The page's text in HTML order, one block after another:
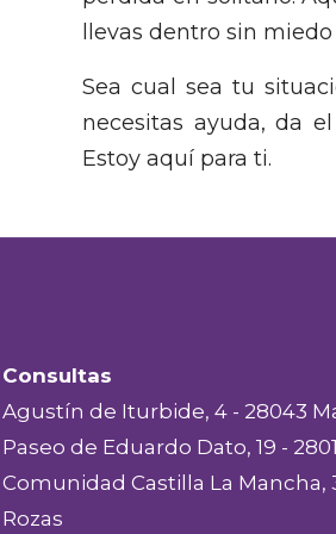
llevas dentro sin
Sea cual sea tu
necesitas ayuda, da
Estoy aquí para ti.
Consultas
Agustín de Iturbide, 4 - 28043
Paseo de Eduardo Dato, 19 -
Comunidad Castilla La Mancha,
Rozas